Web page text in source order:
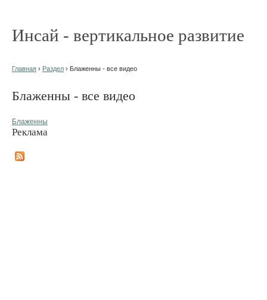
Инсай - вертикальное развитие
Главная › Раздел › Блаженны - все видео
Блаженны - все видео
Блаженны
Реклама